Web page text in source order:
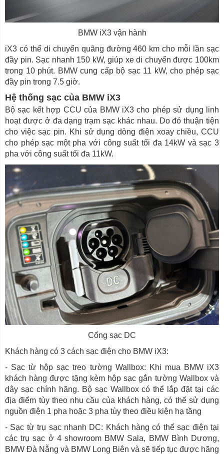
BMW iX3 vận hành
iX3 có thể di chuyển quãng đường 460 km cho mỗi lần sạc
đầy pin. Sạc nhanh 150 kW, giúp xe di chuyển được 100km
trong 10 phút. BMW cung cấp bộ sạc 11 kW, cho phép sạc
đầy pin trong 7.5 giờ.
Hệ thống sạc của BMW iX3
Bộ sạc kết hợp CCU của BMW iX3 cho phép sử dụng linh
hoạt được ở đa dạng trạm sạc khác nhau. Do đó thuận tiện
cho việc sạc pin. Khi sử dụng dòng điện xoay chiều, CCU
cho phép sạc một pha với công suất tối đa 14kW và sạc 3
pha với công suất tối đa 11kW.
Cổng sạc DC
Khách hàng có 3 cách sạc điện cho BMW iX3:
- Sạc từ hộp sạc treo tường Wallbox: Khi mua BMW iX3
khách hàng được tặng kèm hộp sạc gắn tường Wallbox và
dây sạc chính hãng. Bộ sạc Wallbox có thể lắp đặt tại các
địa điểm tùy theo nhu cầu của khách hàng, có thể sử dụng
nguồn điện 1 pha hoặc 3 pha tùy theo điều kiện hạ tầng
- Sạc từ trụ sạc nhanh DC: Khách hàng có thể sạc điện tại
các trụ sạc ở 4 showroom BMW Sala, BMW Bình Dương,
BMW Đà Nẵng và BMW Long Biên và sẽ tiếp tục được hãng